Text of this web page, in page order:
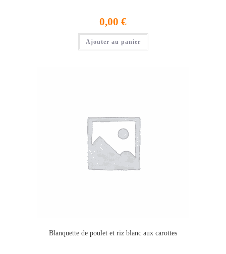
0,00 €
Ajouter au panier
Blanquette de poulet et riz blanc aux carottes